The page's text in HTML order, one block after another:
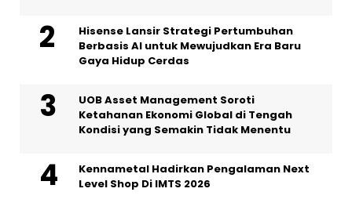
Hisense Lansir Strategi Pertumbuhan
Berbasis AI untuk Mewujudkan Era Baru
Gaya Hidup Cerdas
UOB Asset Management Soroti
Ketahanan Ekonomi Global di Tengah
Kondisi yang Semakin Tidak Menentu
Kennametal Hadirkan Pengalaman Next
Level Shop Di IMTS 2026